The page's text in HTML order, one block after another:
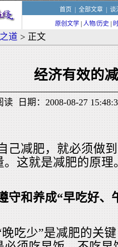
首页 全部文章| 谈
原创文学 人物/历史
道 > 正文
经济有效的
日期：2008-08-27
己减肥，就必须做
。这就是减肥的原
守和养成“早吃好、
晚吃少”是减肥的关